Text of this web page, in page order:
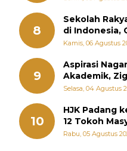
8
Sekolah
di Indonesia,
September
Kamis, 06 Agustus
9
Aspirasi
Akademik,
Selasa, 04 Agustus
10
HJK Padang
12 Tokoh
Penghargaan
Rabu, 05 Agustus